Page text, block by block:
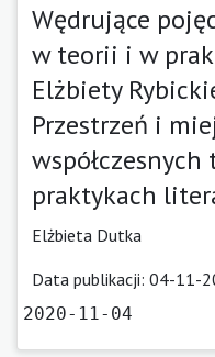
Wędrujące
w teorii i w
Elżbiety
Przestrzeń i
praktykach
Elżbieta Dutka
Data publikacji: 04-11-
2020-11-04